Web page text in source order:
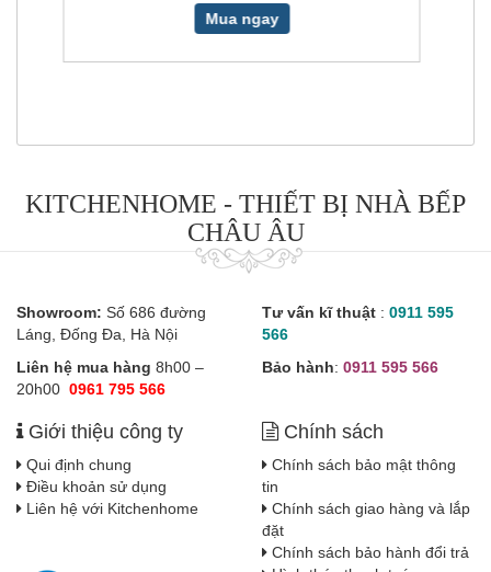
KITCHENHOME - THIẾT BỊ NHÀ BẾP
CHÂU ÂU
Showroom: Số 686 đường
Láng, Đống Đa, Hà Nội
Liên hệ mua hàng 8h00 –
20h00 0961 795 566
Tư vấn kĩ thuật : 0911 595
566
Bảo hành: 0911 595 566
Giới thiệu công ty
Qui định chung
Điều khoản sử dụng
Liên hệ với Kitchenhome
Chính sách
Chính sách bảo mật thông
tin
Chính sách giao hàng và lắp
đặt
Chính sách bảo hành đổi trả